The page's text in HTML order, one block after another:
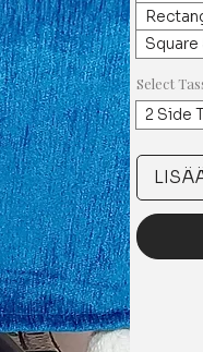
Square
Select
2 Side